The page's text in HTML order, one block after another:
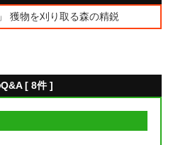
獲物を刈り取る森の精鋭
Q&A [ 8件 ]